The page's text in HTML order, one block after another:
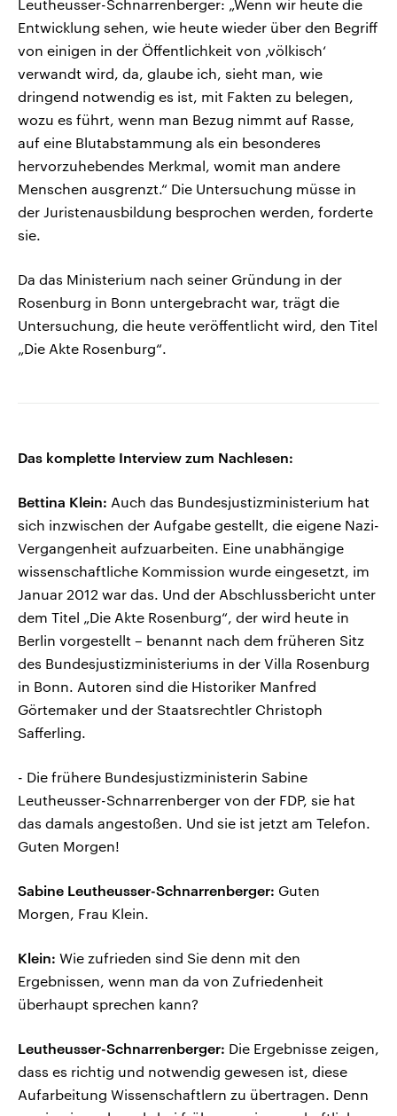
Leutheusser-Schnarrenberger: „Wenn wir heute die
Entwicklung sehen, wie heute wieder über den Begriff
von einigen in der Öffentlichkeit von ‚völkisch‘
verwandt wird, da, glaube ich, sieht man, wie
dringend notwendig es ist, mit Fakten zu belegen,
wozu es führt, wenn man Bezug nimmt auf Rasse,
auf eine Blutabstammung als ein besonderes
hervorzuhebendes Merkmal, womit man andere
Menschen ausgrenzt.“ Die Untersuchung müsse in
der Juristenausbildung besprochen werden, forderte
sie.
Da das Ministerium nach seiner Gründung in der
Rosenburg in Bonn untergebracht war, trägt die
Untersuchung, die heute veröffentlicht wird, den Titel
„Die Akte Rosenburg“.
Das komplette Interview zum Nachlesen:
Bettina Klein: Auch das Bundesjustizministerium hat
sich inzwischen der Aufgabe gestellt, die eigene Nazi-
Vergangenheit aufzuarbeiten. Eine unabhängige
wissenschaftliche Kommission wurde eingesetzt, im
Januar 2012 war das. Und der Abschlussbericht unter
dem Titel „Die Akte Rosenburg“, der wird heute in
Berlin vorgestellt – benannt nach dem früheren Sitz
des Bundesjustizministeriums in der Villa Rosenburg
in Bonn. Autoren sind die Historiker Manfred
Görtemaker und der Staatsrechtler Christoph
Safferling.
- Die frühere Bundesjustizministerin Sabine
Leutheusser-Schnarrenberger von der FDP, sie hat
das damals angestoßen. Und sie ist jetzt am Telefon.
Guten Morgen!
Sabine Leutheusser-Schnarrenberger: Guten
Morgen, Frau Klein.
Klein: Wie zufrieden sind Sie denn mit den
Ergebnissen, wenn man da von Zufriedenheit
überhaupt sprechen kann?
Leutheusser-Schnarrenberger: Die Ergebnisse zeigen,
dass es richtig und notwendig gewesen ist, diese
Aufarbeitung Wissenschaftlern zu übertragen. Denn